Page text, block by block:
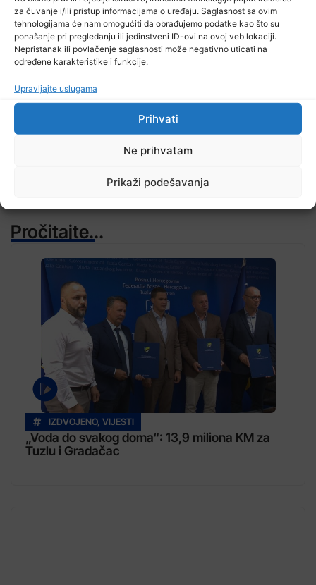
za čuvanje i/ili pristup informacijama o uređaju. Saglasnost sa ovim
tehnologijama će nam omogućiti da obrađujemo podatke kao što su
ponašanje pri pregledanju ili jedinstveni ID-ovi na ovoj veb lokaciji.
Nepristanak ili povlačenje saglasnosti može negativno uticati na
određene karakteristike i funkcije.
Upravljajte uslugama
Prihvati
Ne prihvatam
Prikaži podešavanja
Pročitajte...
IZDVOJENO, VIJESTI
„Voda do svakog doma“: 13,9 miliona KM za
Tuzlu i Gradačac